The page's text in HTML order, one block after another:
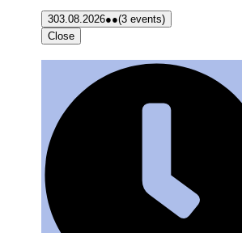
303.08.2026●●(3 events)
Close